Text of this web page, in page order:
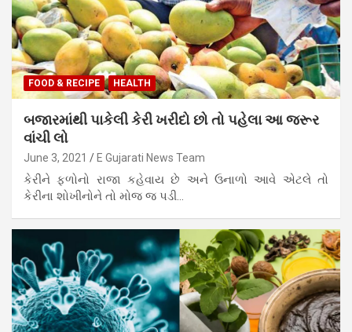
FOOD & RECIPE HEALTH
બજારમાંથી પાકેલી કેરી ખરીદો છો તો પહેલા આ જરૂર
વાંચી લો
June 3, 2021 E Gujarati News Team
કેરીને ફળોનો રાજા કહેવાય છે અને ઉનાળો આવે એટલે તો
કેરીના શોખીનોને તો મોજ જ પડી…